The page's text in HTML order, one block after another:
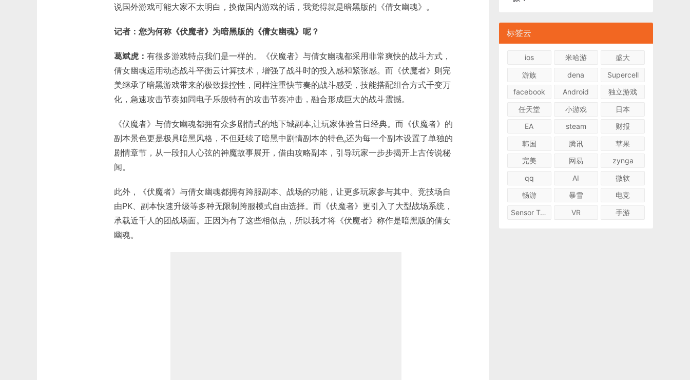
说国外游戏可能大家不太明白，换做国内游戏的话，我觉得就是暗黑版的《倩女幽魂》。
记者：您为何称《伏魔者》为暗黑版的《倩女幽魂》呢？
葛斌虎： 有很多游戏特点我们是一样的。《伏魔者》与倩女幽魂都采用非常爽快的战斗方式，
倩女幽魂运用动态战斗平衡云计算技术，增强了战斗时的投入感和紧张感。而《伏魔者》则完
美继承了暗黑游戏带来的极致操控性，同样注重快节奏的战斗感受，技能搭配组合方式千变万
化，急速攻击节奏如同电子乐般特有的攻击节奏冲击，融合形成巨大的战斗震撼。
《伏魔者》与倩女幽魂都拥有众多剧情式的地下城副本,让玩家体验昔日经典。而《伏魔者》的
副本景色更是极具暗黑风格，不但延续了暗黑中剧情副本的特色,还为每一个副本设置了单独的
剧情章节，从一段扣人心弦的神魔故事展开，借由攻略副本，引导玩家一步步揭开上古传说秘
闻。
此外，《伏魔者》与倩女幽魂都拥有跨服副本、战场的功能，让更多玩家参与其中。竞技场自
由PK、副本快速升级等多种无限制跨服模式自由选择。而《伏魔者》更引入了大型战场系统，
承载近千人的团战场面。正因为有了这些相似点，所以我才将《伏魔者》称作是暗黑版的倩女
幽魂。
标签云
ios 米哈游
盛大
游族
dena
Supercell
facebook
Android
独立游戏
任天堂
小游戏
日本
EA
steam
财报
韩国
腾讯
苹果
完美
网易
zynga
qq
AI
微软
畅游
暴雪
电竞
Sensor Tower
VR 手游